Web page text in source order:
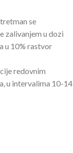
se
zalivanjem u dozi
u 10% rastvor
redovnim
u intervalima 10-14